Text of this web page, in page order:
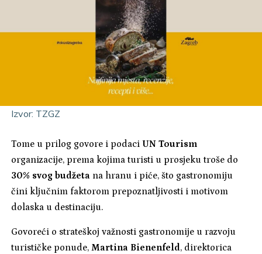
Izvor: TZGZ
Tome u prilog govore i podaci UN Tourism
organizacije, prema kojima turisti u prosjeku troše do
30% svog budžeta na hranu i piće, što gastronomiju
čini ključnim faktorom prepoznatljivosti i motivom
dolaska u destinaciju.
Govoreći o strateškoj važnosti gastronomije u razvoju
turističke ponude,Martina Bienenfeld, direktorica